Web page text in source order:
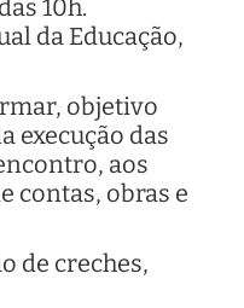
10h.
da Educação,
objetivo
execução das
aos
contas, obras e
de creches,